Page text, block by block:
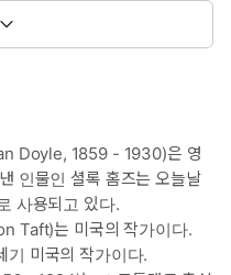
일 스파이 책임자의 능력이
국 정부의 스파이들이 모두
나라들 중 하나가 멕시코를
일으키고 있다는 첩보가 미
어트가 멕시코로 파견된다.
드리우고 있던 시절, 미국의
Doyle, 1859 - 1930)은 영
인물인 셜록 홈즈는 오늘날
사용되고 있다.
Taft)는 미국의 작가이다.
미국의 작가이다.